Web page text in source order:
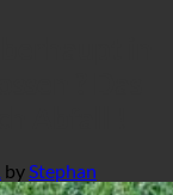
byStephan